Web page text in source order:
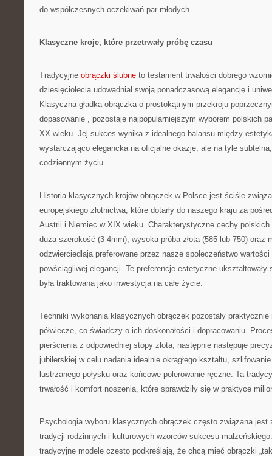
do współczesnych oczekiwań par młodych.
Klasyczne kroje, które przetrwały próbę czasu
Tradycyjne obrączki ślubne to testament trwałości dobrego
dziesięciolecia udowadniał swoją ponadczasową elegancję i
Klasyczna gładka obrączka o prostokątnym przekroju
dopasowanie”, pozostaje najpopularniejszym wyborem polskich
XX wieku. Jej sukces wynika z idealnego balansu między
wystarczająco elegancka na oficjalne okazje, ale na tyle
codziennym życiu.
Historia klasycznych krojów obrączek w Polsce jest ściśle
europejskiego złotnictwa, które dotarły do naszego kraju za
Austrii i Niemiec w XIX wieku. Charakterystyczne cechy
duża szerokość (3-4mm), wysoka próba złota (585 lub 750) oraz
odzwierciedlają preferowane przez nasze społeczeństwo
powściągliwej elegancji. Te preferencje estetyczne
była traktowana jako inwestycja na całe życie.
Techniki wykonania klasycznych obrączek pozostały
półwiecze, co świadczy o ich doskonałości i dopracowaniu.
pierścienia z odpowiedniej stopy złota, następnie następuje
jubilerskiej w celu nadania idealnie okrągłego kształtu,
lustrzanego połysku oraz końcowe polerowanie ręczne. Ta
trwałość i komfort noszenia, które sprawdziły się w praktyce
Psychologia wyboru klasycznych obrączek często związana jest
tradycji rodzinnych i kulturowych wzorców sukcesu
tradycyjne modele często podkreślają, że chcą mieć obrączki